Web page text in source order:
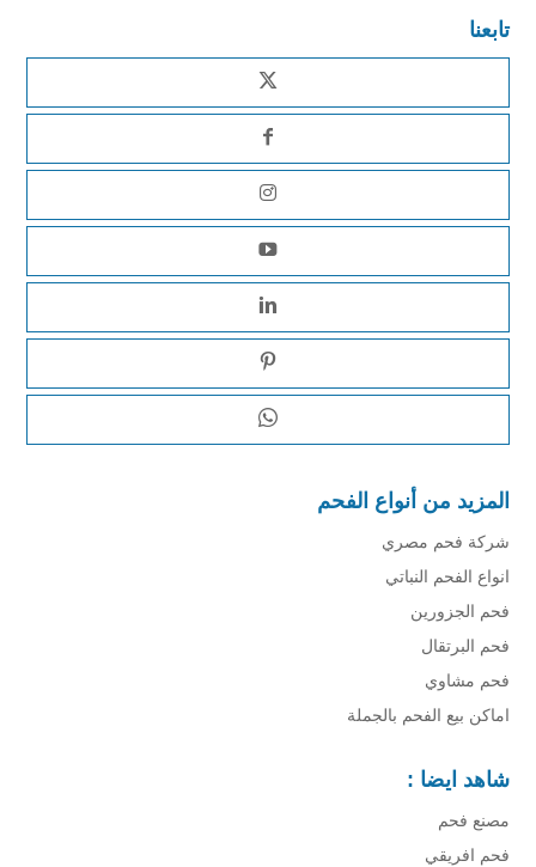
تابعنا
المزيد من أنواع الفحم
شركة فحم مصري
انواع الفحم النباتي
فحم الجزورين
فحم البرتقال
فحم مشاوي
اماكن بيع الفحم بالجملة
شاهد ايضا :
مصنع فحم
فحم افريقي